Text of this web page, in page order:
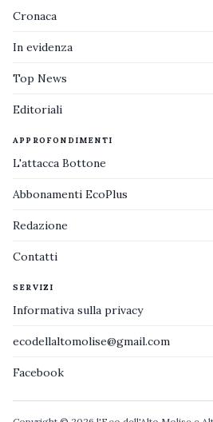
Cronaca
In evidenza
Top News
Editoriali
APPROFONDIMENTI
L'attacca Bottone
Abbonamenti EcoPlus
Redazione
Contatti
SERVIZI
Informativa sulla privacy
ecodellaltomolise@gmail.com
Facebook